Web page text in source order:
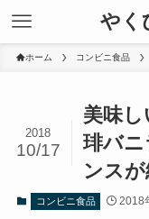
やく
ホーム コンビニ食品
美味
琲バ
ンス
2018
10/17
コンビニ食品 2018